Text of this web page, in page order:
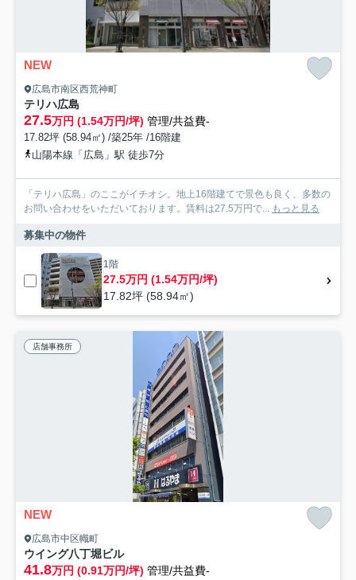
NEW
広島市南区西荒神町
テリハ広島
27.5万円 (1.54万円/坪) 管理/共益費-
17.82坪 (58.94㎡) /築25年 /16階建
山陽本線「広島」駅 徒歩7分
「テリハ広島」のここがイチオシ。地上16階建てで景色も良く、多数の
お問い合わせをいただいております。賃料は27.5万円で... もっと見る
募集中の物件
1階
27.5万円 (1.54万円/坪)
17.82坪 (58.94㎡)
店舗事務所
NEW
広島市中区幟町
ウイング八丁堀ビル
41.8万円 (0.91万円/坪) 管理/共益費-